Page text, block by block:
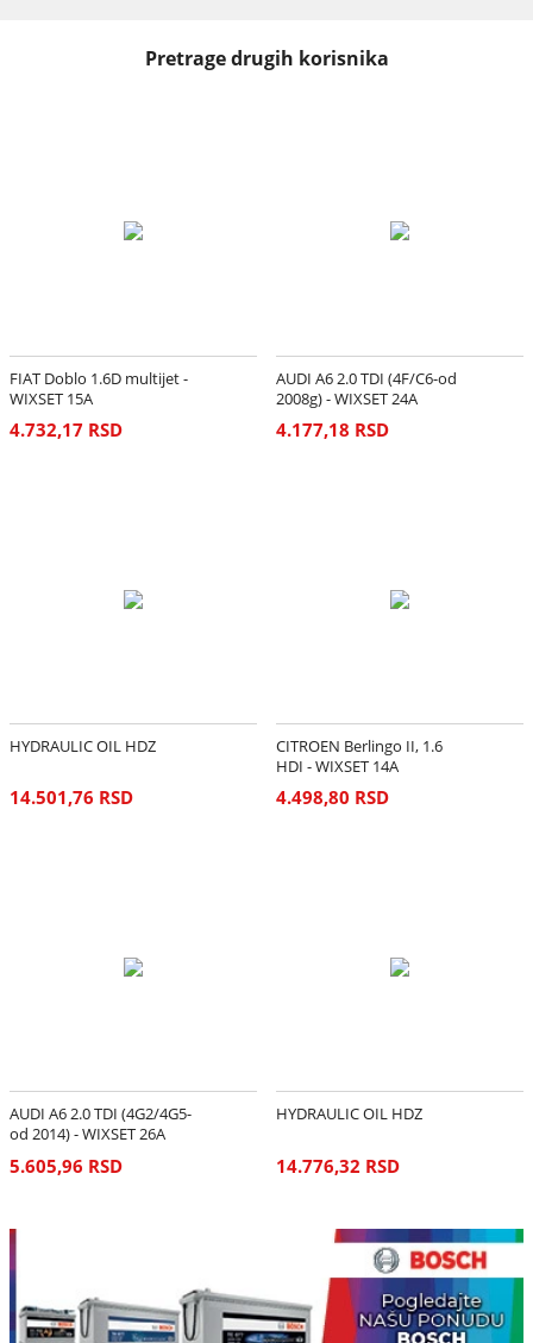
Pretrage drugih korisnika
FIAT Doblo 1.6D multijet -
WIXSET 15A
4.732,17 RSD
AUDI A6 2.0 TDI (4F/C6-od
2008g) - WIXSET 24A
4.177,18 RSD
HYDRAULIC OIL HDZ
14.501,76 RSD
CITROEN Berlingo II, 1.6
HDI - WIXSET 14A
4.498,80 RSD
AUDI A6 2.0 TDI (4G2/4G5-
od 2014) - WIXSET 26A
5.605,96 RSD
HYDRAULIC OIL HDZ
14.776,32 RSD